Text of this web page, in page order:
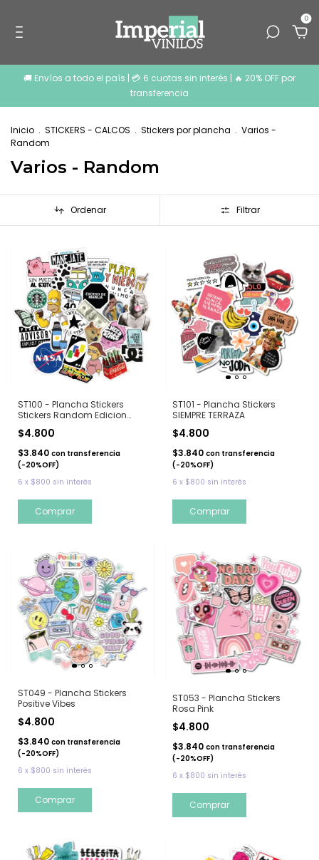
0
🚚 Envíos a todo el país | 💳 6 cuotas sin interés | 🔥 20% OFF por
transferencia
Inicio . STICKERS - CALCOS . Stickers por plancha . Varios -
Random
Varios - Random
Ordenar Filtrar
ST100 - Plancha Stickers
Stickers Random Edicion
$4.800
$3.840 con transferencia
(-20%OFF)
6 x $800 sin interés
ST101 - Plancha Stickers
SIEMPRE TERRAZA
$4.800
$3.840 con transferencia
(-20%OFF)
6 x $800 sin interés
ST049 - Plancha Stickers
Positive Vibes
$4.800
$3.840 con transferencia
(-20%OFF)
6 x $800 sin interés
ST053 - Plancha Stickers
Rosa Pink
$4.800
$3.840 con transferencia
(-20%OFF)
6 x $800 sin interés